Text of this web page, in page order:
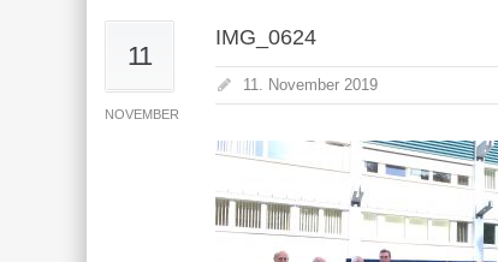
11
NOVEMBER
IMG_0624
11. November 2019